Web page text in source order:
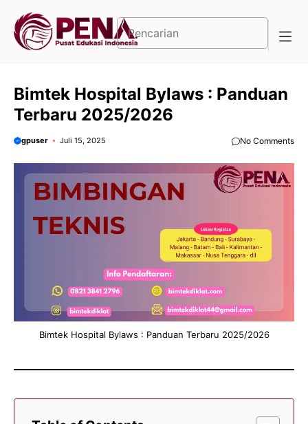
Cari
Bimtek Hospital Bylaws : Panduan
Terbaru 2025/2026
gpuser Juli 15, 2025 No Comments
Bimtek Hospital Bylaws : Panduan Terbaru 2025/2026